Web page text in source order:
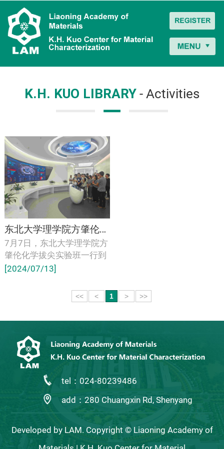
K.H. KUO LIBRARY - Activities
东北大学理学院方肇伦化学拔尖实验班到中心参观学习
7月7日，东北大学理学院方
肇伦化学拔尖实验班一行到
辽宁材料实验室参观学习，
员接待了来访客人。旨在深
化学生对材料科学领域的实
[2024/07/13]
<< < 1 > >>
tel：024-80239486
add：280 Chuangxin Rd, Shenyang
Developed by LAM. Copyright © Liaoning Academy of